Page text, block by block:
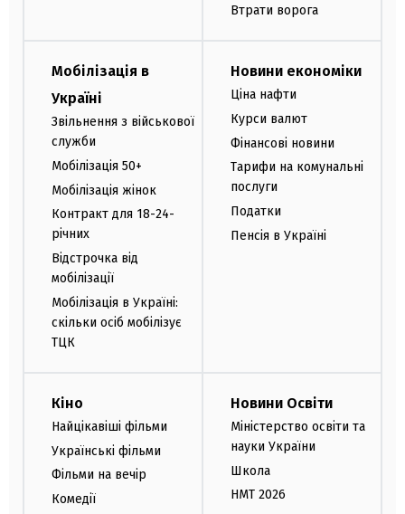
Втрати ворога
Мобілізація в
Україні
Звільнення з військової
служби
Мобілізація 50+
Мобілізація жінок
Контракт для 18-24-
річних
Відстрочка від
мобілізації
Мобілізація в Україні:
скільки осіб мобілізує
ТЦК
Новини економіки
Ціна нафти
Курси валют
Фінансові новини
Тарифи на комунальні
послуги
Податки
Пенсія в Україні
Кіно
Найцікавіші фільми
Українські фільми
Фільми на вечір
Комедії
Новини Освіти
Міністерство освіти та
науки України
Школа
НМТ 2026